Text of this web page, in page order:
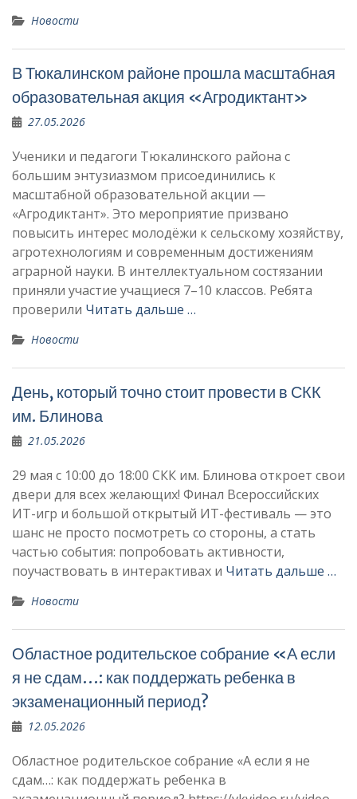
Новости
В Тюкалинском районе прошла масштабная
образовательная акция «Агродиктант»
27.05.2026
Ученики и педагоги Тюкалинского района с
большим энтузиазмом присоединились к
масштабной образовательной акции —
«Агродиктант». Это мероприятие призвано
повысить интерес молодёжи к сельскому хозяйству,
агротехнологиям и современным достижениям
аграрной науки. В интеллектуальном состязании
приняли участие учащиеся 7–10 классов. Ребята
проверили Читать дальше …
Новости
День, который точно стоит провести в СКК
им. Блинова
21.05.2026
29 мая с 10:00 до 18:00 СКК им. Блинова откроет свои
двери для всех желающих! Финал Всероссийских
ИТ-игр и большой открытый ИТ-фестиваль — это
шанс не просто посмотреть со стороны, а стать
частью события: попробовать активности,
поучаствовать в интерактивах и Читать дальше …
Новости
Областное родительское собрание «А если
я не сдам…: как поддержать ребенка в
экзаменационный период?
12.05.2026
Областное родительское собрание «А если я не
сдам…: как поддержать ребенка в